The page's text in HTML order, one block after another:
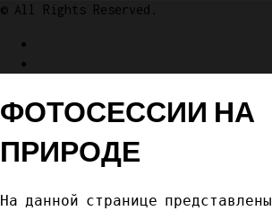
© All Rights Reserved.
ФОТОСЕССИИ НА
ПРИРОДЕ
На данной странице представлены